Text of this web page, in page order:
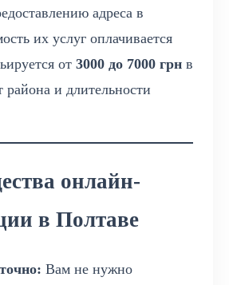
адреса в
их услуг оплачивается
от 3000 до 7000 грн в
района и длительности
онлайн-
в Полтаве
Вам не нужно